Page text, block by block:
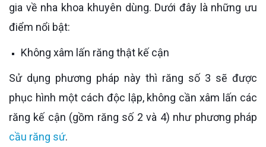
gia về nha khoa khuyên dùng. Dưới đây là những ưu
điểm nổi bật:
Không xâm lấn răng thật kế cận
Sử dụng phương pháp này thì răng số 3 sẽ được
phục hình một cách độc lập, không cần xâm lấn các
răng kế cận (gồm răng số 2 và 4) như phương pháp
cầu răng sứ.